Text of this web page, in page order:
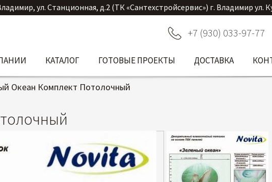
ул. Станционная, д.2 (ТК «Сантехстройсервис») г. Владимир
+7 (930) 033-97-77
КАТАЛОГ ГОТОВЫЕ ПРОЕКТЫ ДОСТАВКА
Океан Комплект Потолочный